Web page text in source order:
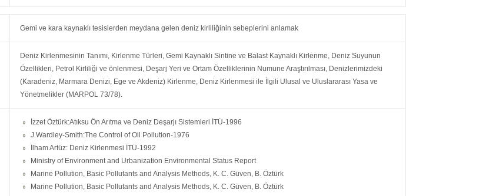
Gemi ve kara kaynaklı tesislerden meydana gelen deniz kirliliğinin sebeplerini anlamak
Deniz Kirlenmesinin Tanımı, Kirlenme Türleri, Gemi Kaynaklı Sintine ve Balast Kaynaklı Kirlenme, Deniz Suyunun
Özellikleri, Petrol Kirliliği ve önlenmesi, Deşarj Yeri ve Ortam Özelliklerinin Numune Araştırılması, Denizlerimizdeki
(Karadeniz, Marmara Denizi, Ege ve Akdeniz) Kirlenme, Deniz Kirlenmesi ile İlgili Ulusal ve Uluslararası Yasa ve
Yönetmelikler (MARPOL 73/78).
İzzet Öztürk:Atıksu Ön Arıtma ve Deniz Deşarjı Sistemleri İTÜ-1996
J.Wardley-Smith:The Control of Oil Pollution-1976
İlham Artüz: Deniz Kirlenmesi İTÜ-1992
Ministry of Environment and Urbanization Environmental Status Report
Marine Pollution, Basic Pollutants and Analysis Methods, K. C. Güven, B. Öztürk
Marine Pollution, Basic Pollutants and Analysis Methods, K. C. Güven, B. Öztürk